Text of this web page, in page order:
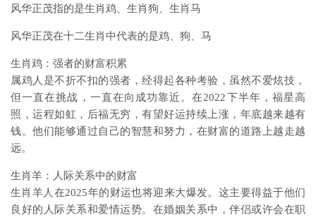
风华正茂指的是生肖鸡、生肖狗、生肖马
风华正茂在十二生肖中代表的是鸡、狗、马
生肖鸡：强者的财富积累
属鸡人是不折不扣的强者，经得起各种考验，虽然不爱炫技，
但一直在挑战，一直在向成功靠近。在2022下半年，福星高
照，运程如虹，后福无穷，有望好运持续上涨，年底越来越有
钱。他们能够通过自己的智慧和努力，在财富的道路上越走越
远。
生肖羊：人际关系中的财富
生肖羊人在2025年的财运也将迎来大爆发。这主要得益于他们
良好的人际关系和爱情运势。在婚姻关系中，伴侣或许会在职